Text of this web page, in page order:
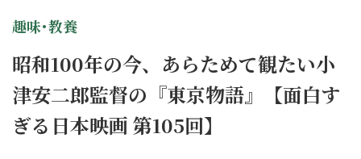
趣味･教養
昭和100年の今、あらためて観たい小
津安二郎監督の『東京物語』【面白す
ぎる日本映画 第105回】